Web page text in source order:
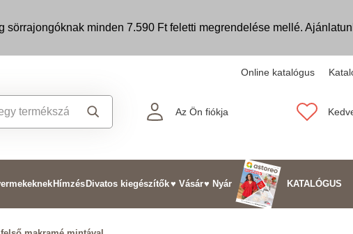
minden 7.590 Ft feletti megrendelése mellé.
Online katalógus
Az Ön fiókja
Hímzés Divatos kiegészítők♥ Vásár♥ Nyár KATALÓGUS